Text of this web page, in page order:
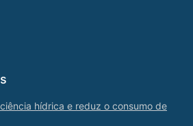
hídrica e reduz o consumo de